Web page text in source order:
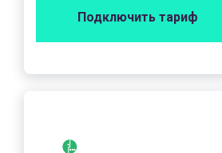
Подключить тариф